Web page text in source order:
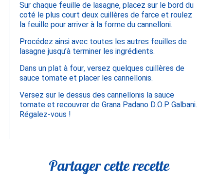
Sur chaque feuille de lasagne, placez sur le bord du
coté le plus court deux cuillères de farce et roulez
la feuille pour arriver à la forme du cannelloni.
Procédez ainsi avec toutes les autres feuilles de
lasagne jusqu’à terminer les ingrédients.
Dans un plat à four, versez quelques cuillères de
sauce tomate et placer les cannellonis.
Versez sur le dessus des cannellonis la sauce
tomate et recouvrer de Grana Padano D.O.P Galbani.
Régalez-vous !
Partager cette recette